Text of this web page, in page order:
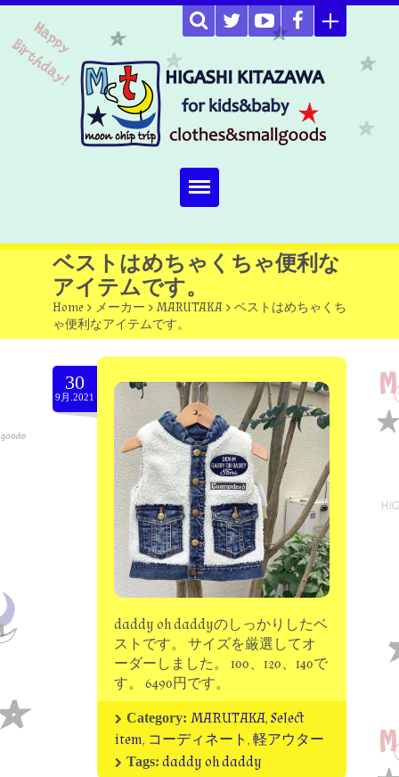
Home
about
Select item
omutucake
moon chip trip original
my account
Store
minna kitchen komeco
contact
ベストはめちゃくちゃ便利な
アイテムです。
Home > メーカー > MARUTAKA > ベストはめちゃくち
ゃ便利なアイテムです。
30
9月.2021
daddy oh daddyのしっかりしたベ
ストです。 サイズを厳選してオ
ーダーしました。 100、120、140で
す。 6490円です。
Category: MARUTAKA,Select
item, コーディネート,軽アウター
Tags: daddy oh daddy